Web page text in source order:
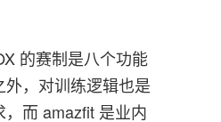
的赛制是八个功能
，对训练逻辑也是
而 amazfit 是业内